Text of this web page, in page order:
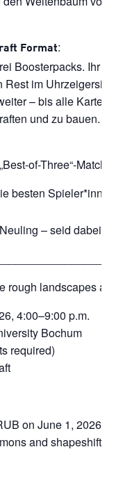
Format:
Boosterpacks. Ihr zieht
im Uhrzeigersinn
– bis alle Karten
und zu bauen. Die
of-Three“-Matches à
besten Spieler*innen +
– seid dabei und
rough landscapes around
4:00–9:00 p.m.
Bochum
required)
on June 1, 2026, and
and shapeshifters